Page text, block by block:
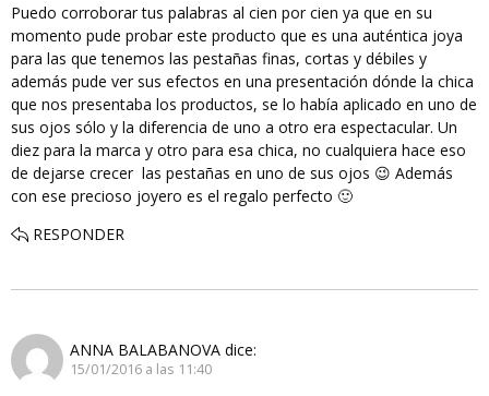
Puedo corroborar tus palabras al cien por cien ya que en su
momento pude probar este producto que es una auténtica joya
para las que tenemos las pestañas finas, cortas y débiles y
además pude ver sus efectos en una presentación dónde la chica
que nos presentaba los productos, se lo había aplicado en uno de
sus ojos sólo y la diferencia de uno a otro era espectacular. Un
diez para la marca y otro para esa chica, no cualquiera hace eso
de dejarse crecer las pestañas en uno de sus ojos 😉 Además
con ese precioso joyero es el regalo perfecto 🙂
RESPONDER
ANNA BALABANOVA dice:
15/01/2016 a las 11:40